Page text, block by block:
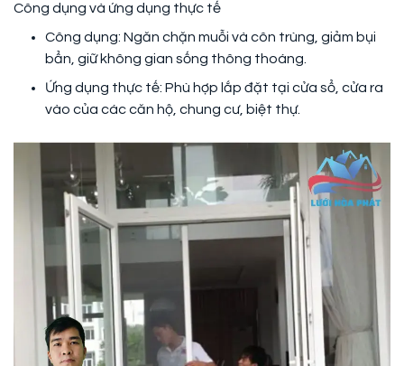
Công dụng và ứng dụng thực tế
Công dụng: Ngăn chặn muỗi và côn trùng, giảm bụi
bẩn, giữ không gian sống thông thoáng.
Ứng dụng thực tế: Phù hợp lắp đặt tại cửa sổ, cửa ra
vào của các căn hộ, chung cư, biệt thự.